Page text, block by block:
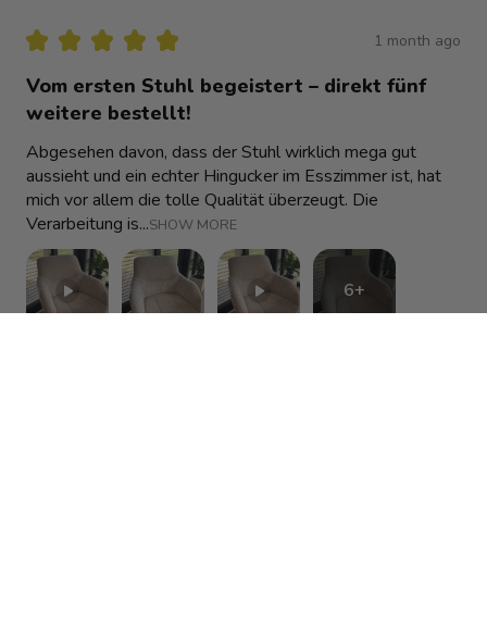
★ ★ ★ ★ ★ 1 month ago
Vom ersten Stuhl begeistert – direkt fünf
weitere bestellt!
Abgesehen davon, dass der Stuhl wirklich mega gut
aussieht und ein echter Hingucker im Esszimmer ist, hat
mich vor allem die tolle Qualität überzeugt. Die
Verarbeitung is...SHOW MORE
6+